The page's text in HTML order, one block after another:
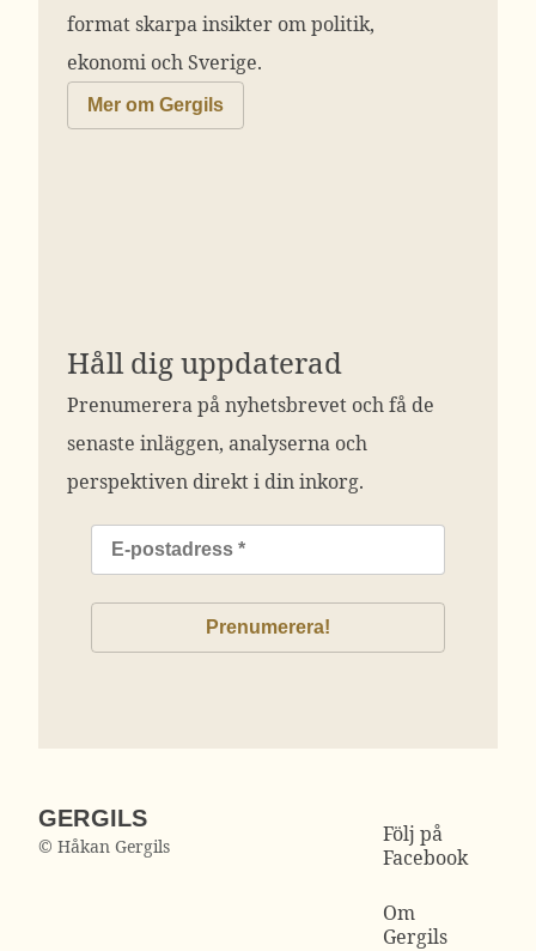
format skarpa insikter om politik,
ekonomi och Sverige.
Mer om Gergils
Håll dig uppdaterad
Prenumerera på nyhetsbrevet och få de
senaste inläggen, analyserna och
perspektiven direkt i din inkorg.
GERGILS
© Håkan Gergils
Följ på
Facebook
Om
Gergils